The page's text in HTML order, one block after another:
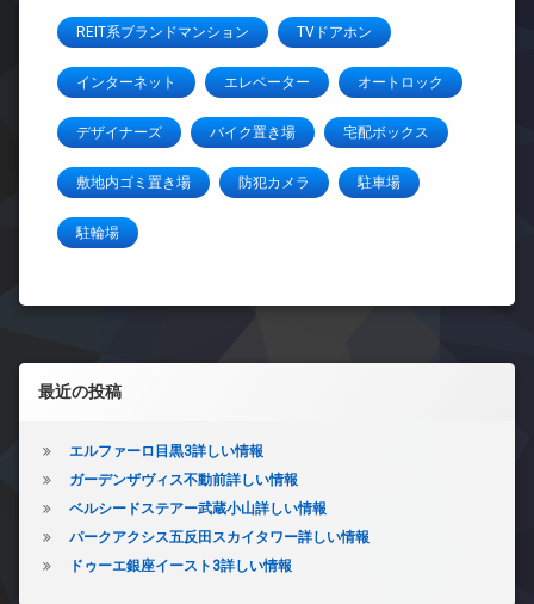
REIT系ブランドマンション TVドアホン
インターネット エレベーター オートロック
デザイナーズ バイク置き場 宅配ボックス
敷地内ゴミ置き場 防犯カメラ 駐車場
駐輪場
左サイドバー
最近の投稿
エルファーロ目黒3詳しい情報
ガーデンザヴィス不動前詳しい情報
ベルシードステアー武蔵小山詳しい情報
パークアクシス五反田スカイタワー詳しい情報
ドゥーエ銀座イースト3詳しい情報